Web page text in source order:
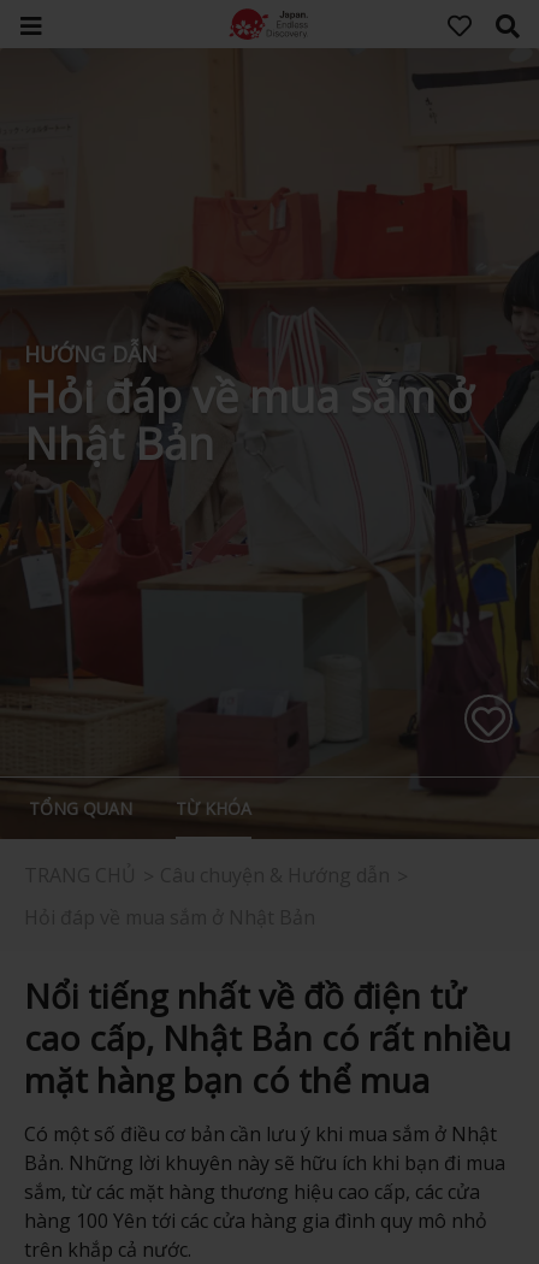
HƯỚNG DẪN
Hỏi đáp về mua sắm ở
Nhật Bản
TỔNG QUAN TỪ KHÓA
Nổi tiếng nhất về đồ điện tử
cao cấp, Nhật Bản có rất nhiều
mặt hàng bạn có thể mua
Có một số điều cơ bản cần lưu ý khi mua sắm ở Nhật
Bản. Những lời khuyên này sẽ hữu ích khi bạn đi mua
sắm, từ các mặt hàng thương hiệu cao cấp, các cửa
hàng 100 Yên tới các cửa hàng gia đình quy mô nhỏ
trên khắp cả nước.